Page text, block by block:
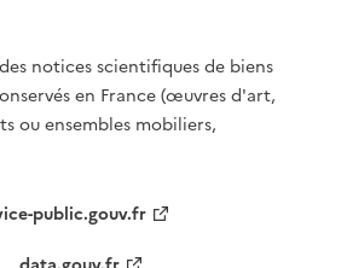
notices scientifiques de biens
en France (œuvres d'art,
ou ensembles mobiliers,
public.gouv.fr